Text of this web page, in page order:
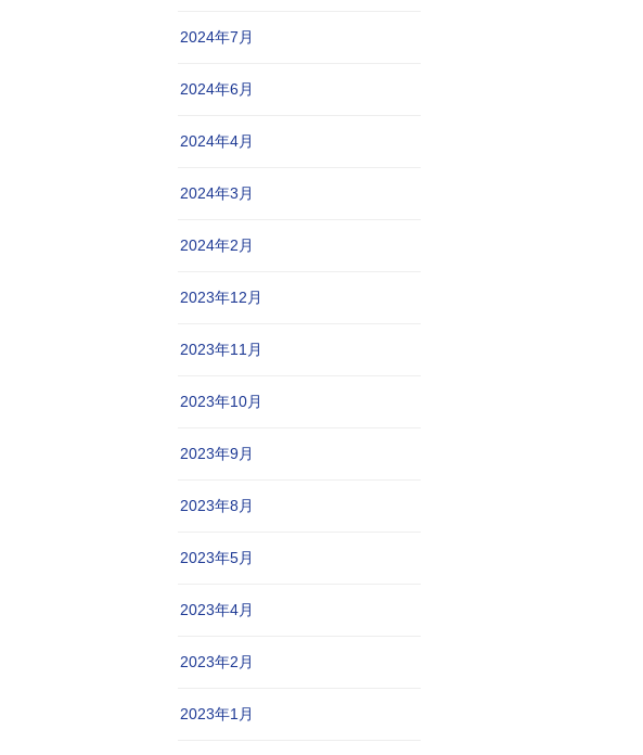
2024年7月
2024年6月
2024年4月
2024年3月
2024年2月
2023年12月
2023年11月
2023年10月
2023年9月
2023年8月
2023年5月
2023年4月
2023年2月
2023年1月